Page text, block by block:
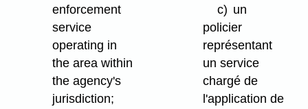
enforcement
service
operating in
the area within
the agency's
jurisdiction;
c) un
policier
représentant
un service
chargé de
l'application de